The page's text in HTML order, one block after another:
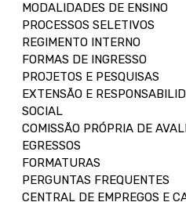
MODALIDADES DE ENSINO
PROCESSOS SELETIVOS
REGIMENTO INTERNO
FORMAS DE INGRESSO
PROJETOS E PESQUISAS
EXTENSÃO E
SOCIAL
COMISSÃO PRÓPRIA DE
EGRESSOS
FORMATURAS
PERGUNTAS FREQUENTES
CENTRAL DE EMPREGOS E